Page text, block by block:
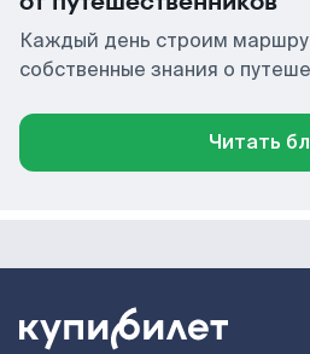
Каждый день строим
собственные знания о
Читать